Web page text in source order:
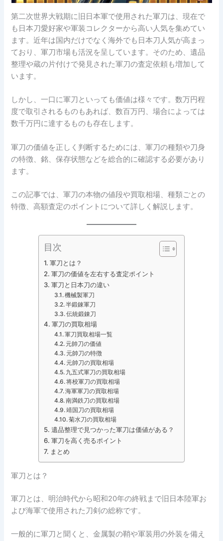
第二次世界大戦期に旧日本軍で使用された軍刀は、現在で
も日本刀愛好家や軍装コレクターから高い人気を集めてい
ます。近年は国内だけでなく海外でも日本刀人気が高まっ
ており、軍刀市場も活況を呈しています。そのため、遺品
整理や蔵の片付けで発見された軍刀の査定依頼も増加して
います。
しかし、一口に軍刀といっても価値は様々です。数万円程
度で取引されるものもあれば、数百万円、場合によっては
数千万円に達するものも存在します。
軍刀の価値を正しく判断するためには、軍刀の種類や刀身
の特徴、銘、保存状態などを総合的に確認する必要があり
ます。
この記事では、軍刀の本物の値段や買取相場、種類ごとの
特徴、高額査定のポイントについて詳しく解説します。
目次
軍刀とは？
軍刀の価値を左右する査定ポイント
軍刀と日本刀の違い
機械製軍刀
半鍛錬軍刀
伝統鍛錬刀
軍刀の買取相場
軍刀買取相場一覧
元帥刀の価値
元帥刀の特徴
元帥刀の買取相場
九五式軍刀の買取相場
将校軍刀の買取相場
海軍軍刀の買取相場
南満鉄刀の買取相場
靖国刀の買取相場
菊水刀の買取相場
遺品整理で見つかった軍刀は価値がある？
軍刀を高く売るポイント
まとめ
軍刀とは？
軍刀とは、明治時代から昭和20年の終戦まで旧日本陸軍お
よび海軍で使用された刀剣の総称です。
一般的に軍刀と聞くと、金属製の鞘や軍装用の外装を備え